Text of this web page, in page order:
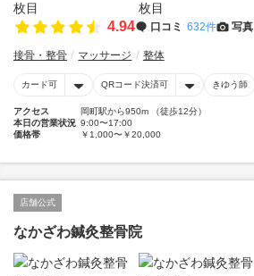
4.94 口コミ 632件 写真
接骨・整骨 マッサージ 整体
カード可 QRコード決済可 きゆう師
アクセス
岡町駅から950m （徒歩12分）
本日の営業状況 9:00〜17:00
価格帯
￥1,000〜￥20,000
店舗公式
なかざわ鍼灸整骨院